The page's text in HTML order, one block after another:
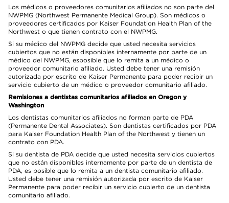
Los médicos o proveedores comunitarios afiliados no son parte del
NWPMG (Northwest Permanente Medical Group). Son médicos o
proveedores certificados por Kaiser Foundation Health Plan of the
Northwest o que tienen contrato con el NWPMG.
Si su médico del NWPMG decide que usted necesita servicios
cubiertos que no están disponibles internamente por parte de un
médico del NWPMG, esposible que lo remita a un médico o
proveedor comunitario afiliado. Usted debe tener una remisión
autorizada por escrito de Kaiser Permanente para poder recibir un
servicio cubierto de un médico o proveedor comunitario afiliado.
Remisiones a dentistas comunitarios afiliados en Oregon y
Washington
Los dentistas comunitarios afiliados no forman parte de PDA
(Permanente Dental Associates). Son dentistas certificados por PDA
para Kaiser Foundation Health Plan of the Northwest y tienen un
contrato con PDA.
Si su dentista de PDA decide que usted necesita servicios cubiertos
que no están disponibles internamente por parte de un dentista de
PDA, es posible que lo remita a un dentista comunitario afiliado.
Usted debe tener una remisión autorizada por escrito de Kaiser
Permanente para poder recibir un servicio cubierto de un dentista
comunitario afiliado.